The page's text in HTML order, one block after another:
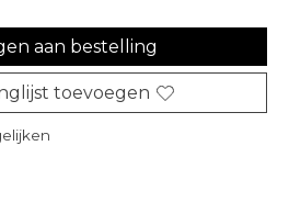
aan bestelling
toevoegen